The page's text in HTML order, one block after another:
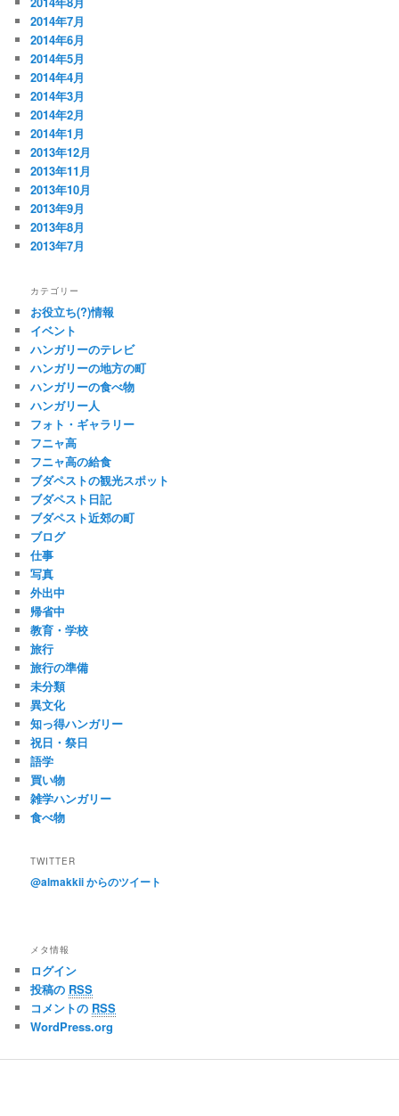
2014年7月
2014年6月
2014年5月
2014年4月
2014年3月
2014年2月
2014年1月
2013年12月
2013年11月
2013年10月
2013年9月
2013年8月
2013年7月
カテゴリー
お役立ち(?)情報
イベント
ハンガリーのテレビ
ハンガリーの地方の町
ハンガリーの食べ物
ハンガリー人
フォト・ギャラリー
フニャ高
フニャ高の給食
ブダペストの観光スポット
ブダペスト日記
ブダペスト近郊の町
ブログ
仕事
写真
外出中
帰省中
教育・学校
旅行
旅行の準備
未分類
異文化
知っ得ハンガリー
祝日・祭日
語学
買い物
雑学ハンガリー
食べ物
TWITTER
@almakkii からのツイート
メタ情報
ログイン
投稿の RSS
コメントの RSS
WordPress.org